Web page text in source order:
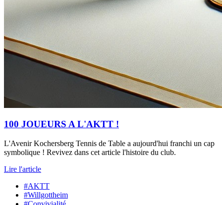
100 JOUEURS A L'AKTT !
L'Avenir Kochersberg Tennis de Table a aujourd'hui franchi un cap
symbolique ! Revivez dans cet article l'histoire du club.
Lire l'article
#AKTT
#Willgottheim